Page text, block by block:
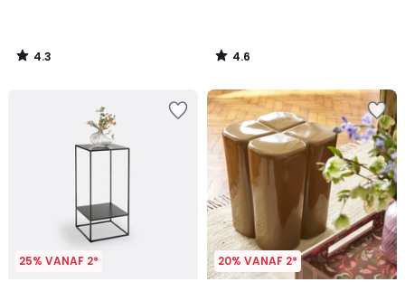
4.3
/
4.6
/
25% VANAF 2* 20% VANAF 2*